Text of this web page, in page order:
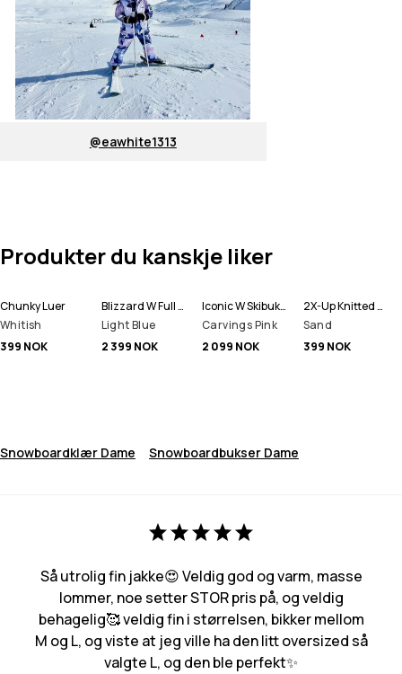
@eawhite1313
Produkter du kanskje liker
Chunky Luer
Whitish
399 NOK
Blizzard W Full Zip Snowboardjakke Dame
Light Blue
2 399 NOK
Iconic W Skibukse Dame
Carvings Pink
2 099 NOK
2X-Up Knitted Ansiktsmasker
Sand
399 NOK
Snowboardklær Dame Snowboardbukser Dame
Så utrolig fin jakke😍 Veldig god og varm, masse
lommer, noe setter STOR pris på, og veldig
behagelig🥰 veldig fin i størrelsen, bikker mellom
M og L, og viste at jeg ville ha den litt oversized så
valgte L, og den ble perfekt✨